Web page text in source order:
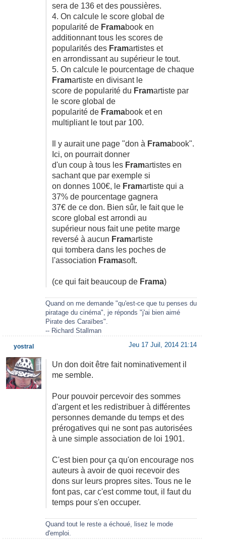
sera de 136 et des poussières.
4. On calcule le score global de
popularité de Framabook en
additionnant tous les scores de
popularités des Framartistes et
en arrondissant au supérieur le tout.
5. On calcule le pourcentage de chaque
Framartiste en divisant le
score de popularité du Framartiste par
le score global de
popularité de Framabook et en
multipliant le tout par 100.
Il y aurait une page "don à Framabook".
Ici, on pourrait donner
d'un coup à tous les Framartistes en
sachant que par exemple si
on donnes 100€, le Framartiste qui a
37% de pourcentage gagnera
37€ de ce don. Bien sûr, le fait que le
score global est arrondi au
supérieur nous fait une petite marge
reversé à aucun Framartiste
qui tombera dans les poches de
l'association Framasoft.
(ce qui fait beaucoup de Frama)
Quand on me demande "qu'est-ce que tu penses du
piratage du cinéma", je réponds "j'ai bien aimé
Pirate des Caraïbes".
-- Richard Stallman
Jeu 17 Juil, 2014 21:14
Un don doit être fait nominativement il
me semble.
Pour pouvoir percevoir des sommes
d'argent et les redistribuer à différentes
personnes demande du temps et des
prérogatives qui ne sont pas autorisées
à une simple association de loi 1901.
C'est bien pour ça qu'on encourage nos
auteurs à avoir de quoi recevoir des
dons sur leurs propres sites. Tous ne le
font pas, car c'est comme tout, il faut du
temps pour s'en occuper.
Quand tout le reste a échoué, lisez le mode
d'emploi.
yostral